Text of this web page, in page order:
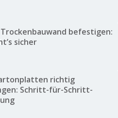
Trockenbauwand befestigen:
sicher
richtig
Schritt-für-Schritt-